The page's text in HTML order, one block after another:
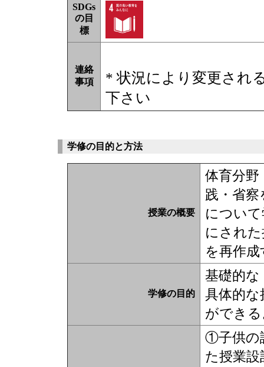
SDGs
の目
標
連絡
事項
* 状況により変更され
下さい
学修の目的と方法
授業の概要
体育分野
践・省
につい
にされ
を再作
学修の目的
基礎的
具体的
ができ
①子供の
た授業